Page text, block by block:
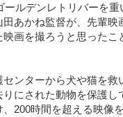
ールデンレトリバーを
あかね監督が、先輩映
画を撮ろうと思ったこ
ンターから犬や猫を救
りにされた動物を保護
200時間を超える映像